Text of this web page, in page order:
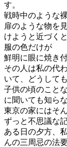
す。
戦時中のような
扉のような物を
けようと近づく
服の色だけが
鮮明に眼に焼き
その人は私の代
いて、どうして
子供の頃のこと
に聞いても知ら
東京の家にはそ
ずっと不思議な
ある日の夕方、
んの三周忌の法